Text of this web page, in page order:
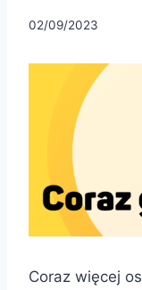
02/09/2023
Coraz więcej